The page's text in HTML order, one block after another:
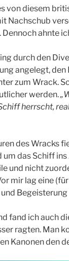
von diesem
Nachschub
ahnte
durch den
angelegt,
zum Wrack.
werden.
herrscht,
des Wracks
das Schiff
und nicht
mir lag eine
fand ich auch
ragten. Man
Kanonen den